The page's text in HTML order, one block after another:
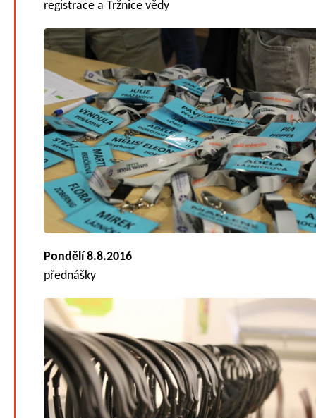
registrace a Tržnice vědy
Pondělí 8.8.2016
přednášky